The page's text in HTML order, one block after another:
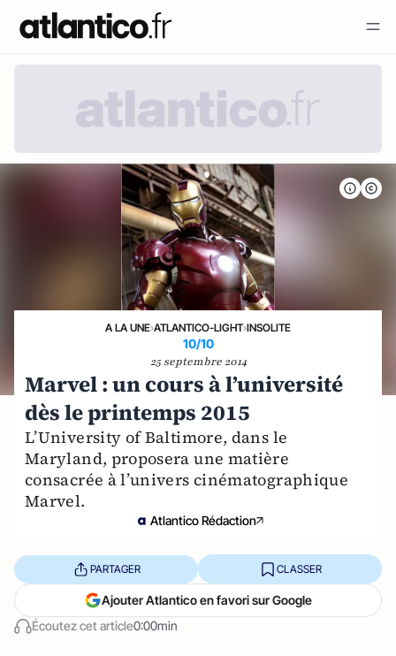
A LA UNE›ATLANTICO-LIGHT›INSOLITE
10/10
25 septembre 2014
Marvel : un cours à l’université
dès le printemps 2015
L’University of Baltimore, dans le
Maryland, proposera une matière
consacrée à l’univers cinématographique
Marvel.
Atlantico Rédaction
Écoutez cet article0:00min
PARTAGER CLASSER
Ajouter Atlantico en favori sur Google